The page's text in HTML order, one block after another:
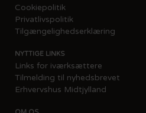
Cookiepolitik
Privatlivspolitik
Tilgængelighedserklæring
NYTTIGE LINKS
Links for iværksættere​
Tilmelding til nyhedsbrevet
Erhvervshus Midtjylland